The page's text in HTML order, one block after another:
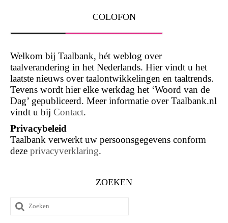
COLOFON
Welkom bij Taalbank, hét weblog over
taalverandering in het Nederlands. Hier vindt u het
laatste nieuws over taalontwikkelingen en taaltrends.
Tevens wordt hier elke werkdag het ‘Woord van de
Dag’ gepubliceerd. Meer informatie over Taalbank.nl
vindt u bij Contact.
Privacybeleid
Taalbank verwerkt uw persoonsgegevens conform
deze privacyverklaring.
ZOEKEN
Zoeken
naar: